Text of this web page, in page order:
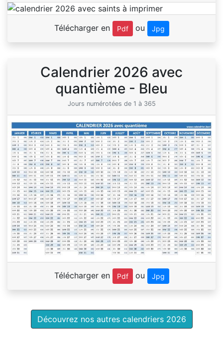
Télécharger en Pdf ou Jpg
Calendrier 2026 avec
quantième - Bleu
Jours numérotées de 1 à 365
Télécharger en Pdf ou Jpg
Découvrez nos autres calendriers 2026